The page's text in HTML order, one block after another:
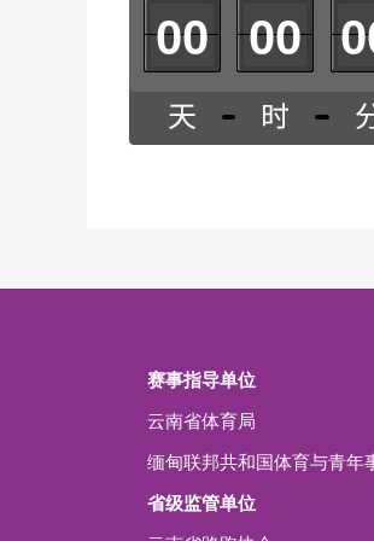
00 00 0
赛事指导单位
云南省体育局
缅甸联邦共和国体育与青年
省级监管单位